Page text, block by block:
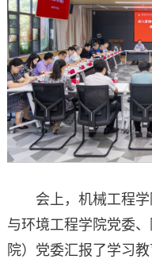
会上，机械工程
与环境工程学院党委
院）党委汇报了学习